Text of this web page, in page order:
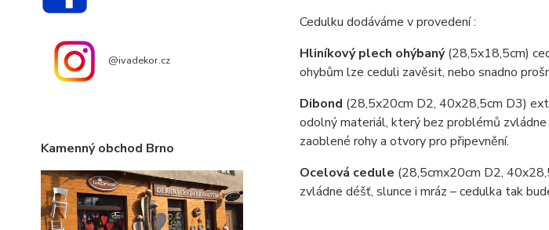
@ivadekor.cz
Kamenný obchod Brno
Cedulku dodáváme v provedení :
Hliníkový plech ohýbaný(28,5x18,5cm)
ohybům lze ceduli zavěsit, nebo snadno
Dibond (28,5x20cm D2, 40x28,5cm D3)
odolný materiál, který bez problémů
zaoblené rohy a otvory pro připevnění.
Ocelová cedule (28,5cmx20cm D2,
zvládne déšť, slunce i mráz – cedulka tak